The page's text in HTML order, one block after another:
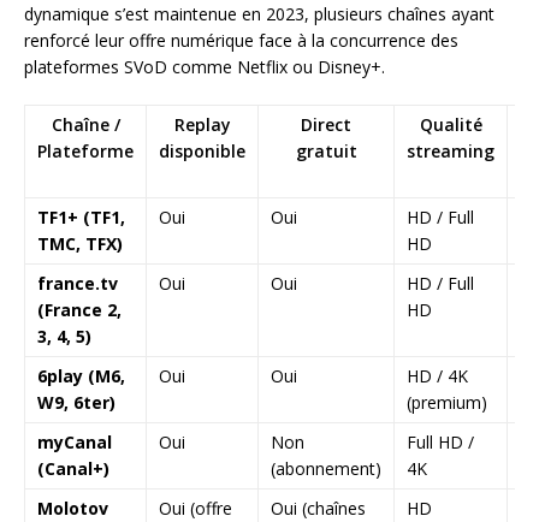
dynamique s’est maintenue en 2023, plusieurs chaînes ayant
renforcé leur offre numérique face à la concurrence des
plateformes SVoD comme Netflix ou Disney+.
Chaîne /
Plateforme
Replay
disponible
Direct
gratuit
Qualité
streaming
TF1+ (TF1,
TMC, TFX)
Oui Oui
HD / Full
HD
france.tv
(France 2,
3, 4, 5)
Oui Oui
HD / Full
HD
6play (M6,
W9, 6ter)
Oui Oui
HD / 4K
(premium)
myCanal
(Canal+)
Oui
Non
(abonnement)
Full HD /
4K
Molotov
Oui (offre
Oui (chaînes
HD